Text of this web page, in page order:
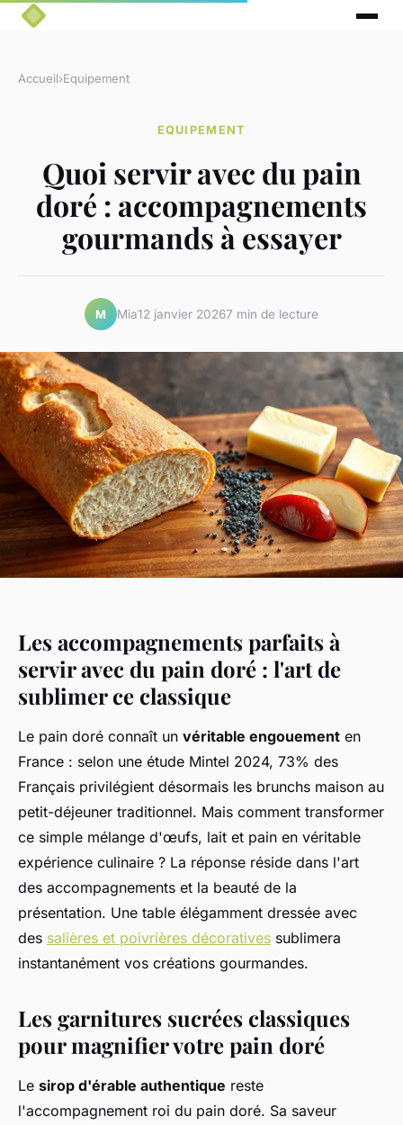
Accueil›Equipement
EQUIPEMENT
Quoi servir avec du pain
doré : accompagnements
gourmands à essayer
M Mia12 janvier 20267 min de lecture
Les accompagnements parfaits à
servir avec du pain doré : l'art de
sublimer ce classique
Le pain doré connaît un véritable engouement en
France : selon une étude Mintel 2024, 73% des
Français privilégient désormais les brunchs maison au
petit-déjeuner traditionnel. Mais comment transformer
ce simple mélange d'œufs, lait et pain en véritable
expérience culinaire ? La réponse réside dans l'art
des accompagnements et la beauté de la
présentation. Une table élégamment dressée avec
des salières et poivrières décoratives sublimera
instantanément vos créations gourmandes.
Les garnitures sucrées classiques
pour magnifier votre pain doré
Le sirop d'érable authentique reste
l'accompagnement roi du pain doré. Sa saveur